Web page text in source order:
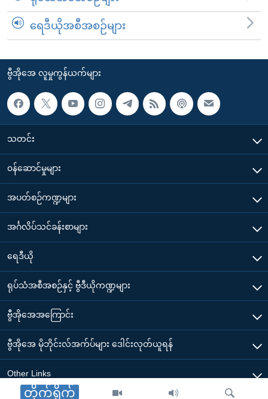
တိုက်ရိုက်
ရေဒီယိုအစီအစဉ်များ
ဗွီအိုအေ လူမှုကွန်ယက်များ
သတင်း
၀န်ဆောင်မှုများ
အပတ်စဉ်ကဏ္ဍများ
အင်္ဂလိပ်သင်ခန်းစာများ
ရေဒီယို
ရုပ်သံအစီအစဉ်နှင့် ဗွီဒီယိုကဏ္ဍများ
ဗွီအိုအေအကြောင်း
ဗွီအိုအေ မိုဘိုင်းလ်အက်ပ်များ ဒေါင်းလုတ်ယူရန်
Other Links